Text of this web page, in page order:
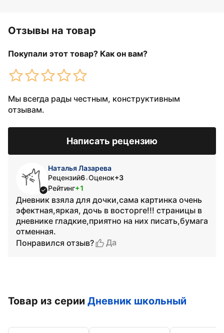
Отзывы на товар
Покупали этот товар? Как он вам?
Мы всегда рады честным, конструктивным
отзывам.
Написать рецензию
Наталья Лазарева
Рецензий6•Оценок+3
Рейтинг+1
Дневник взяла для дочки,сама картинка очень
эфектная,яркая, дочь в восторге!!! страницы в
дневнике гладкие,приятно на них писать,бумага
отменная.
Понравился отзыв?
Да
Товар из серии Дневник школьный